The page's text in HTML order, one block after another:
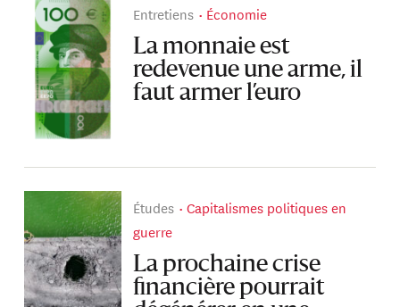
Entretiens Économie
La monnaie est
redevenue une arme, il
faut armer l’euro
Études
Capitalismes politiques en
guerre
La prochaine crise
financière pourrait